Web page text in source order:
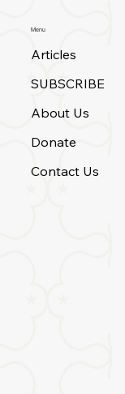
Menu
Articles
SUBSCRIBE
About Us
Donate
Contact Us